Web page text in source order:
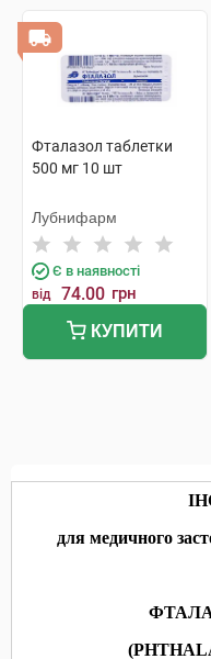
Фталазол таблетки
500 мг 10 шт
Лубнифарм
Є в наявності
від 74.00 грн
КУПИТИ